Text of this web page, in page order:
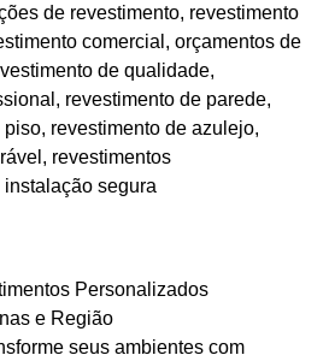
de revestimento, revestimento
comercial, orçamentos de
de qualidade,
revestimento de parede,
revestimento de azulejo,
revestimentos
segura
Personalizados
e Região
seus ambientes com